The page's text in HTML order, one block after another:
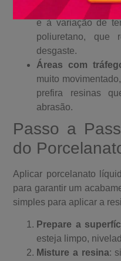
Ambientes
e à variação de
poliuretano,
desgaste.
Áreas com
muito
prefira resinas
abrasão.
Passo a
do
Aplicar porcelanato
para garantir um
simples para aplicar a
Prepare a
esteja limpo,
Misture a resina: